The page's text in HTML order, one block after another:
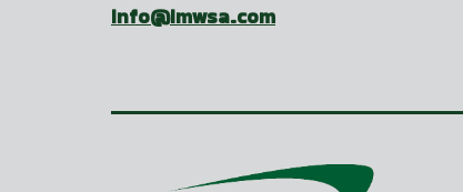
info@imwsa.com